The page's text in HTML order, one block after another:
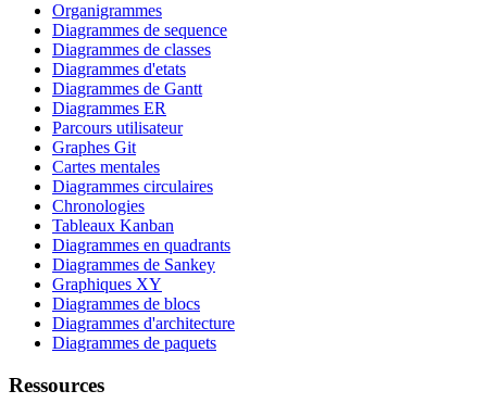
Organigrammes
Diagrammes de sequence
Diagrammes de classes
Diagrammes d'etats
Diagrammes de Gantt
Diagrammes ER
Parcours utilisateur
Graphes Git
Cartes mentales
Diagrammes circulaires
Chronologies
Tableaux Kanban
Diagrammes en quadrants
Diagrammes de Sankey
Graphiques XY
Diagrammes de blocs
Diagrammes d'architecture
Diagrammes de paquets
Ressources